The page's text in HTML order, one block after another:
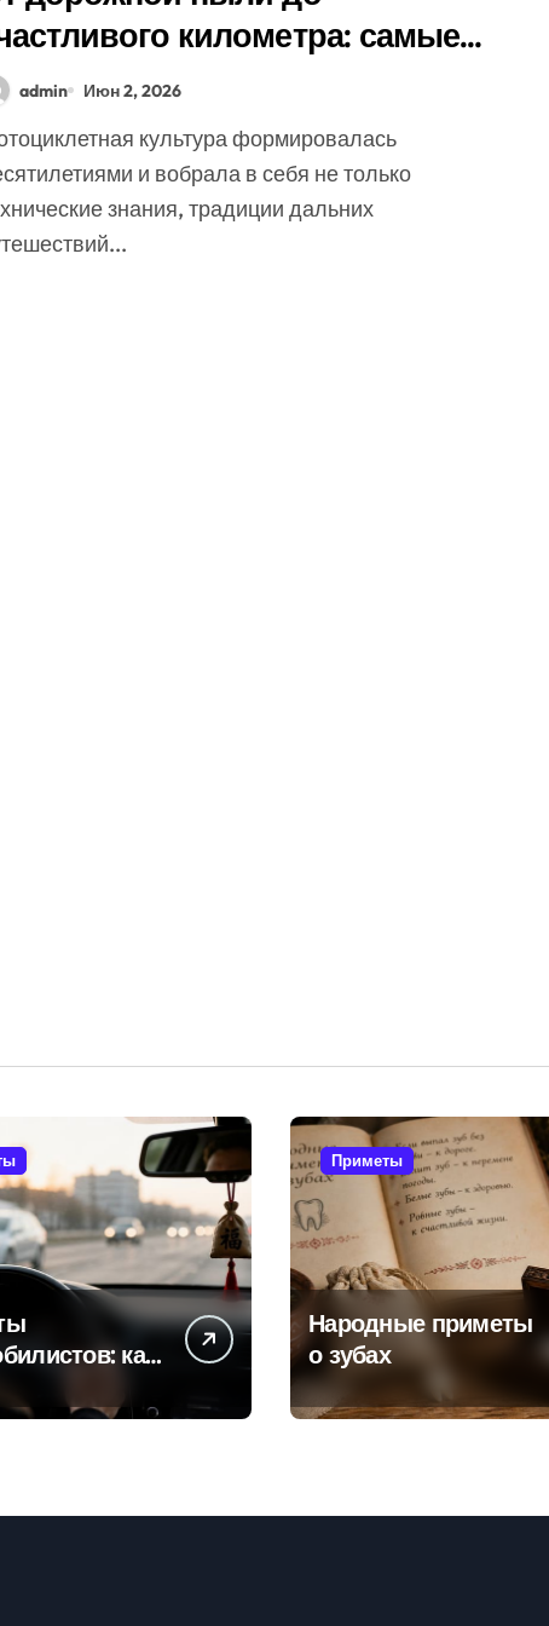
километра: самые
приметы
admin Июн 2, 2026
и вобрала в себя не только
знания, традиции дальних
как
поломок и
Приметы
Народные приметы
о зубах